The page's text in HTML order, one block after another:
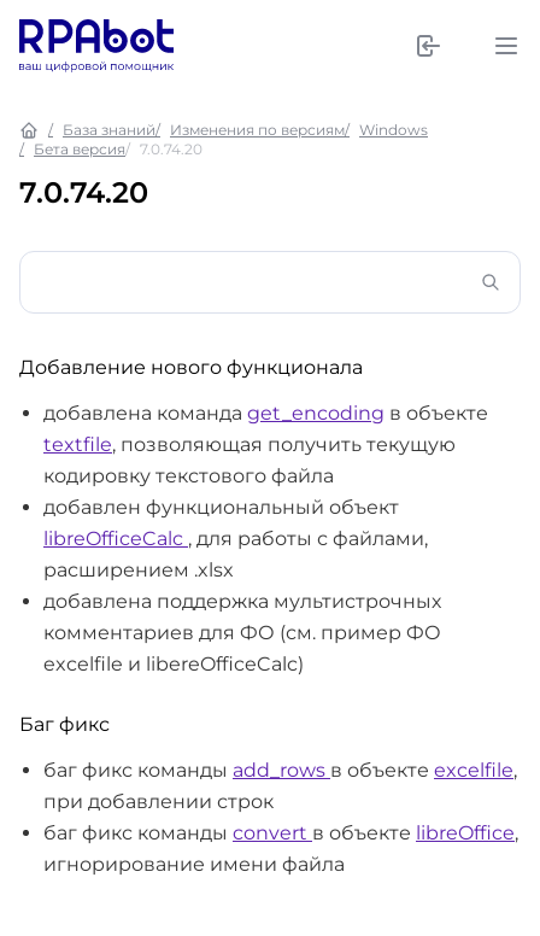
База знаний Изменения по версиям
Windows
Бета версия
7.0.74.20
7.0.74.20
Добавление нового функционала
добавлена команда get_encoding в объекте
textfile, позволяющая получить текущую
кодировку текстового файла
добавлен функциональный объект
libreOfficeCalc , для работы с файлами,
расширением .xlsx
добавлена поддержка мультистрочных
комментариев для ФО (см. пример ФО
excelfile и libereOfficeCalc)
Баг фикс
баг фикс команды add_rows в объекте excelfile,
при добавлении строк
баг фикс команды convert в объекте libreOffice,
игнорирование имени файла